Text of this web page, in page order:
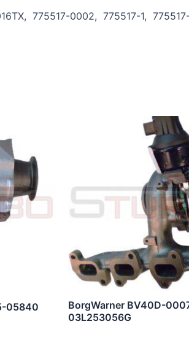
775517-0002, 775517-1,
05840
BorgWarner BV40D-
03L253056G